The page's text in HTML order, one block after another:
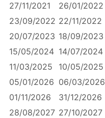
27/11/2021
26/01/2022
23/09/2022 22/11/2022
20/07/2023 18/09/2023
15/05/2024 14/07/2024
11/03/2025
10/05/2025
05/01/2026 06/03/2026
01/11/2026
31/12/2026
28/08/2027 27/10/2027